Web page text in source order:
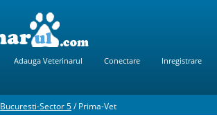
Adauga Veterinarul Conectare Inregistrare
Bucuresti-Sector 5/Prima-Vet